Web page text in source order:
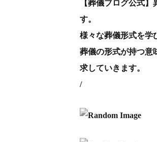
【葬儀ブログ公式
す。
様々な葬儀形式を学
葬儀の形式が持つ意
求していきます。
/